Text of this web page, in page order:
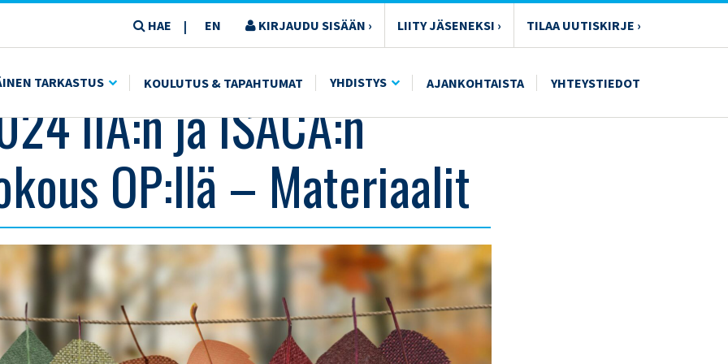
HAE | EN KIRJAUDU SISÄÄN › LIITY JÄSENEKSI › TILAA UUTISKIRJE ›
TARKASTUS KOULUTUS & TAPAHTUMAT YHDISTYS AJANKOHTAISTA YHTEYSTIEDOT
IIA:n ja ISACA:n
OP:llä – Materiaalit